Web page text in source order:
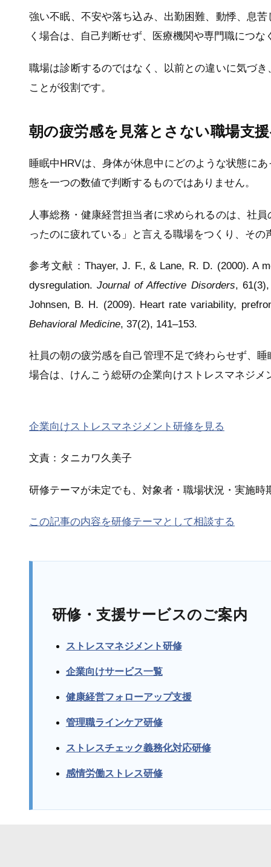
強い不眠、不安や落ち込み、出勤困難、動悸、息
く場合は、自己判断せず、医療機関や専門職につな
職場は診断するのではなく、以前との違いに気づ
ことが役割です。
朝の疲労感を見落とさない職場支
睡眠中HRVは、身体が休息中にどのような状態に
態を一つの数値で判断するものではありません。
人事総務・健康経営担当者に求められるのは、社
ったのに疲れている」と言える職場をつくり、そ
参考文献：Thayer, J. F., & Lane, R. D. (2000). A
dysregulation.Journal of Affective Disorders,
Johnsen, B. H. (2009). Heart rate variability,
Behavioral Medicine, 37(2), 141–153.
社員の朝の疲労感を自己管理不足で終わらせず、
場合は、けんこう総研の企業向けストレスマネジメ
企業向けストレスマネジメント研修を見る
文責：タニカワ久美子
研修テーマが未定でも、対象者・職場状況・実施時
この記事の内容を研修テーマとして相談する
研修・支援サービスのご案内
ストレスマネジメント研修
企業向けサービス一覧
健康経営フォローアップ支援
管理職ラインケア研修
ストレスチェック義務化対応研修
感情労働ストレス研修